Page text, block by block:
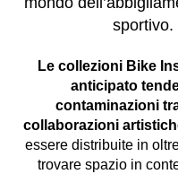
sportivo.
Le collezioni Bike
anticipato
contaminazioni
collaborazioni
essere distribuite in
trovare spazio in